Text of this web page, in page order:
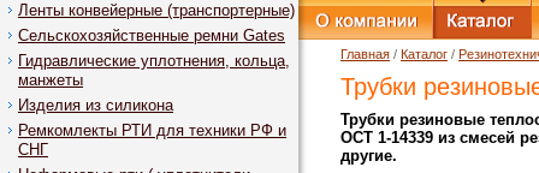
Ленты конвейерные (транспортерные)
Сельскохозяйственные ремни Gates
Гидравлические уплотнения, кольца,
манжеты
Изделия из силикона
Ремкомлекты РТИ для техники РФ и
СНГ
Главная / Каталог /
Трубки
Трубки резиновые
ОСТ 1-14339 из смесей
другие.